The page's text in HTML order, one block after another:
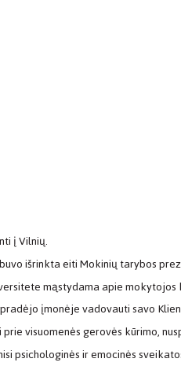
į Vilnių.
išrinkta eiti Mokinių tarybos
mąstydama apie
įmonėje vadovauti savo
visuomenės gerovės kūrimo,
psichologinės ir emocinės